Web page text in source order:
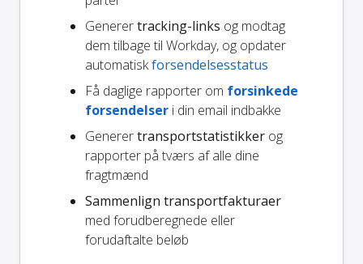
Generertracking-links og modtag
dem tilbage til Workday, og opdater
automatiskforsendelsesstatus
Få daglige rapporter om forsinkede
forsendelser i din email indbakke
Generertransportstatistikker og
rapporter på tværs af alle dine
fragtmænd
Sammenlign transportfakturaer
med forudberegnede eller
forudaftalte beløb